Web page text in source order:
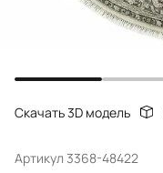
Скачать 3D модель
Артикул 3368-48422